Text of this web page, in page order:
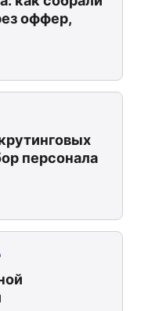
оффер,
персонала